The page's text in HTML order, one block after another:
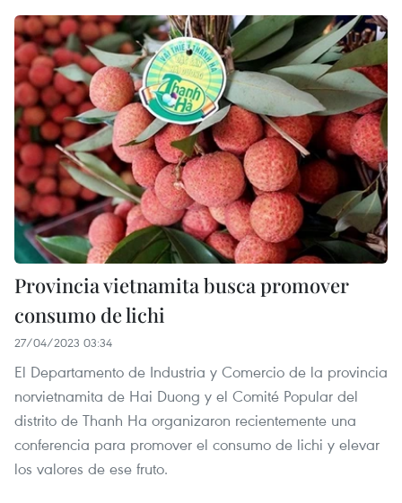
Provincia vietnamita busca promover
consumo de lichi
27/04/2023 03:34
El Departamento de Industria y Comercio de la provincia
norvietnamita de Hai Duong y el Comité Popular del
distrito de Thanh Ha organizaron recientemente una
conferencia para promover el consumo de lichi y elevar
los valores de ese fruto.